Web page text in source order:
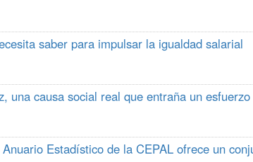
saber para impulsar la igualdad salarial
una causa social real que entraña un
Estadístico de la CEPAL ofrece un